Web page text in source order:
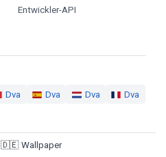
Entwickler-API
Dva Dva Dva
Dva
🇩🇪 Wallpaper